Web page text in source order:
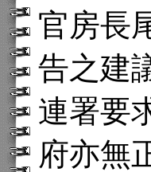
官房長
告之建
連署要
府亦無